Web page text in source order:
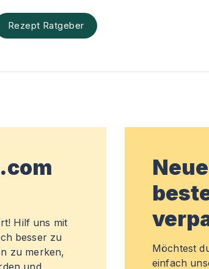
Rezept Ratgeber
Hilf uns mit
besser zu
zu merken,
und
Möchtest
einfach